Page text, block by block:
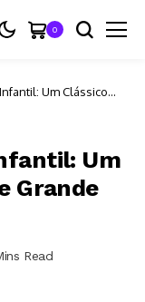
0
Um Clássico
Um
Grande
Read